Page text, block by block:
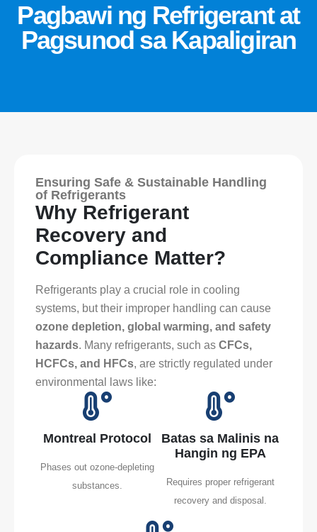
Pagbawi ng Refrigerant at
Pagsunod sa Kapaligiran
Ensuring Safe & Sustainable Handling
of Refrigerants
Why Refrigerant
Recovery and
Compliance Matter?
Refrigerants play a crucial role in cooling
systems, but their improper handling can cause
ozone depletion, global warming, and safety
hazards. Many refrigerants, such as CFCs,
HCFCs, and HFCs, are strictly regulated under
environmental laws like:
Montreal Protocol
Phases out ozone-depleting
substances.
Batas sa Malinis na
Hangin ng EPA
Requires proper refrigerant
recovery and disposal.